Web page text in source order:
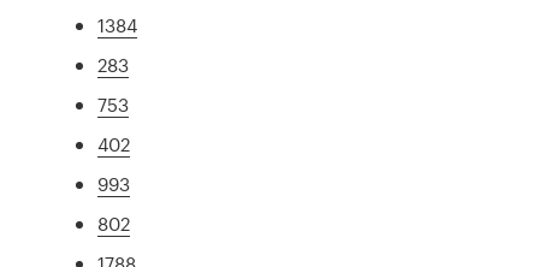
1384
283
753
402
993
802